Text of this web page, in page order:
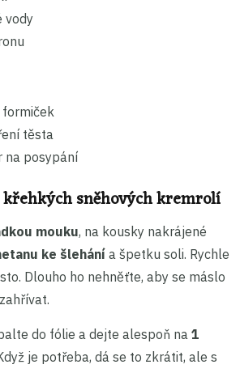
vody
těsta
na posypání
sněhových kremrolí
mouku, na kousky nakrájené
ke šlehání a špetku soli. Rychle
Dlouho ho nehněťte, aby se máslo
do fólie a dejte alespoň na 1
je potřeba, dá se to zkrátit, ale s